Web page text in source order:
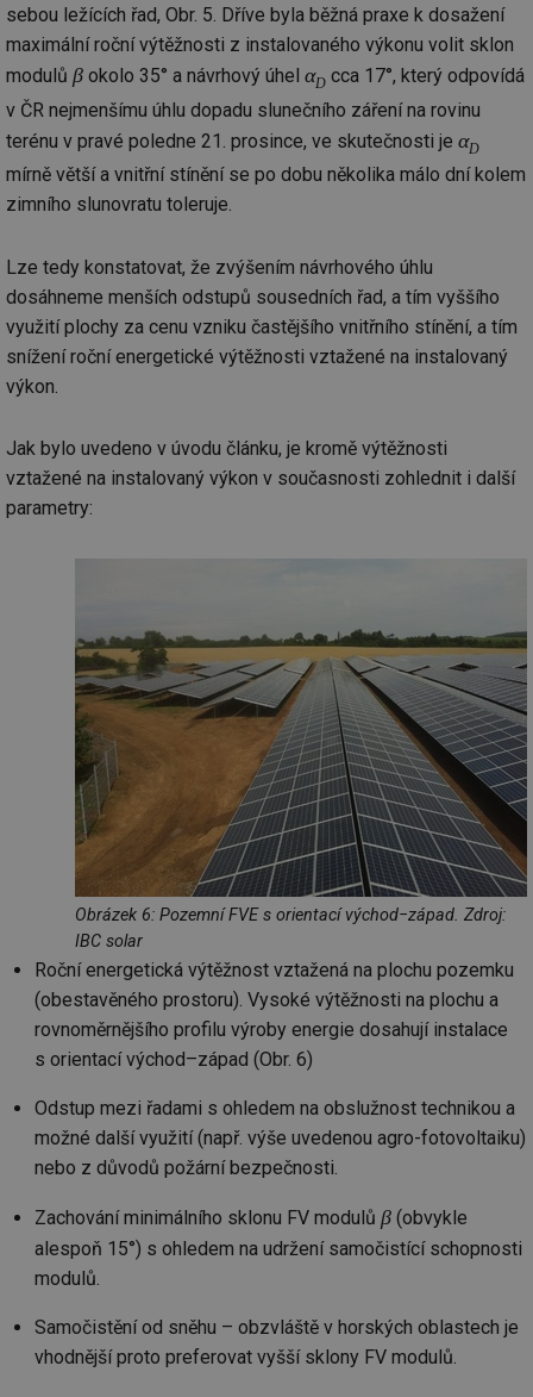
sebou ležících řad, Obr. 5. Dříve byla běžná praxe k dosažení
maximální roční výtěžnosti z instalovaného výkonu volit sklon
modulů β okolo 35° a návrhový úhel αD cca 17°, který odpovídá
v ČR nejmenšímu úhlu dopadu slunečního záření na rovinu
terénu v pravé poledne 21. prosince, ve skutečnosti je αD
mírně větší a vnitřní stínění se po dobu několika málo dní kolem
zimního slunovratu toleruje.
Lze tedy konstatovat, že zvýšením návrhového úhlu
dosáhneme menších odstupů sousedních řad, a tím vyššího
využití plochy za cenu vzniku častějšího vnitřního stínění, a tím
snížení roční energetické výtěžnosti vztažené na instalovaný
výkon.
Jak bylo uvedeno v úvodu článku, je kromě výtěžnosti
vztažené na instalovaný výkon v současnosti zohlednit i další
parametry:
Obrázek 6: Pozemní FVE s orientací východ−západ. Zdroj:
IBC solar
Roční energetická výtěžnost vztažená na plochu pozemku
(obestavěného prostoru). Vysoké výtěžnosti na plochu a
rovnoměrnějšího profilu výroby energie dosahují instalace
s orientací východ–západ (Obr. 6)
Odstup mezi řadami s ohledem na obslužnost technikou a
možné další využití (např. výše uvedenou agro-fotovoltaiku)
nebo z důvodů požární bezpečnosti.
Zachování minimálního sklonu FV modulů β (obvykle
alespoň 15°) s ohledem na udržení samočistící schopnosti
modulů.
Samočistění od sněhu – obzvláště v horských oblastech je
vhodnější proto preferovat vyšší sklony FV modulů.